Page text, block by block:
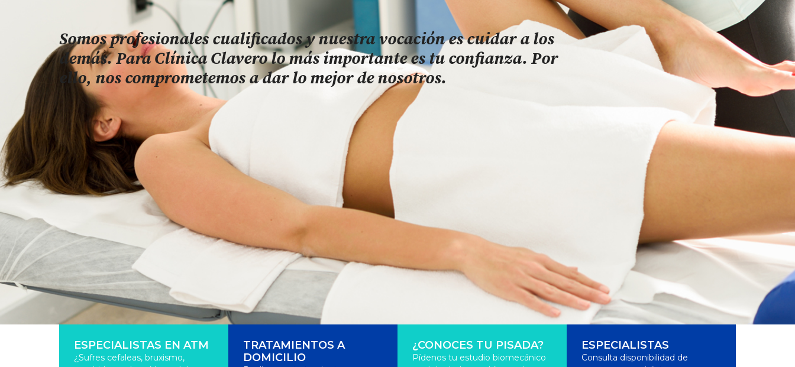
Somos profesionales cualificados y nuestra vocación es cuidar a los
demás. Para Clínica Clavero lo más importante es tu confianza. Por
ello, nos comprometemos a dar lo mejor de nosotros.
ESPECIALISTAS EN ATM
¿Sufres cefaleas, bruxismo,
TRATAMIENTOS A
DOMICILIO
¿CONOCES TU PISADA?
Pídenos tu estudio biomecánico
ESPECIALISTAS
Consulta disponibilidad de